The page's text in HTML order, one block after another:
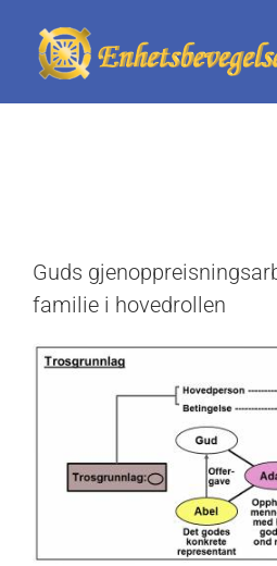
content
Guds
familie i hovedrollen